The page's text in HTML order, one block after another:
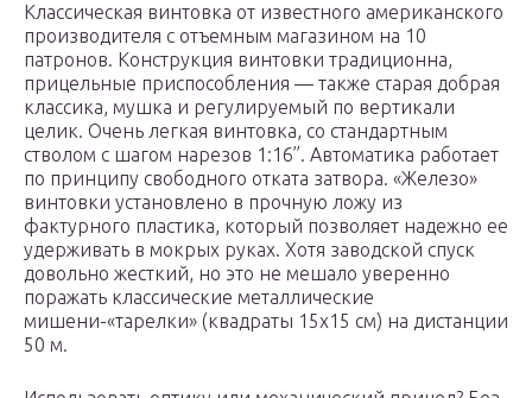
Классическая винтовка от известного американского
производителя с отъемным магазином на 10
патронов. Конструкция винтовки традиционна,
прицельные приспособления — также старая добрая
классика, мушка и регулируемый по вертикали
целик. Очень легкая винтовка, со стандартным
стволом с шагом нарезов 1:16’’. Автоматика работает
по принципу свободного отката затвора. «Железо»
винтовки установлено в прочную ложу из
фактурного пластика, который позволяет надежно ее
удерживать в мокрых руках. Хотя заводской спуск
довольно жесткий, но это не мешало уверенно
поражать классические металлические
мишени-«тарелки» (квадраты 15х15 см) на дистанции
50 м.